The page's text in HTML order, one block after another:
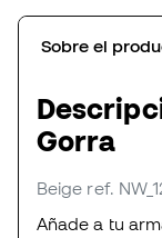
Sobre el
Gorra
Beige ref.
Añade a tu